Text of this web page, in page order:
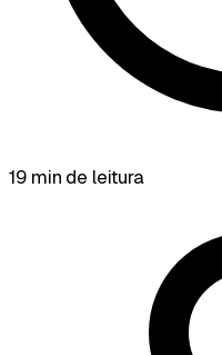
19 min de leitura